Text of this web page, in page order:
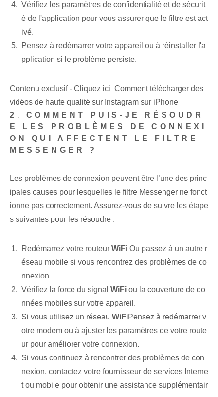
Vérifiez les paramètres de confidentialité et de sécurit
é de l'application pour vous assurer que le filtre est act
ivé.
Pensez à redémarrer votre appareil ou à réinstaller l'a
pplication si le problème persiste.
Contenu exclusif - Cliquez ici Comment télécharger des
vidéos de haute qualité sur Instagram sur iPhone
2. COMMENT PUIS-JE RÉSOUDR
E LES PROBLÈMES DE CONNEXI
ON QUI AFFECTENT LE FILTRE
MESSENGER ?
Les problèmes de connexion peuvent être l’une des princ
ipales causes pour lesquelles le ⁤filtre Messenger ne fonct
ionne pas‌ correctement. Assurez-vous de suivre les étape
s suivantes pour les résoudre :
Redémarrez votre routeur‌ WiFi Ou passez à un autre r
éseau mobile si vous rencontrez des problèmes de co
nnexion.
Vérifiez la force du signal WiFi ou la‌ couverture de do
nnées mobiles sur votre appareil.
Si vous utilisez un réseau WiFiPensez à redémarrer v
otre modem ou à ajuster les paramètres de votre route
ur pour améliorer votre connexion.
Si vous continuez à rencontrer des problèmes de con
nexion, contactez votre fournisseur de services Interne
t ou mobile pour obtenir une assistance supplémentair